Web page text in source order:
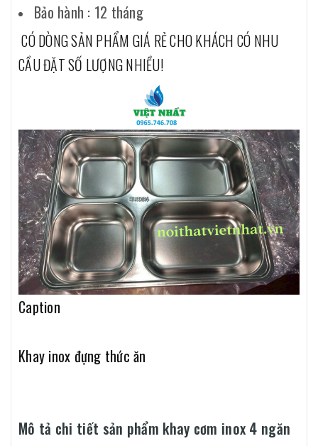
Bảo hành : 12 tháng
CÓ DÒNG SẢN PHẨM GIÁ RẺ CHO KHÁCH CÓ NHU
CẦU ĐẶT SỐ LƯỢNG NHIỀU!
Caption
Khay inox đựng thức ăn
Mô tả chi tiết sản phẩm khay cơm inox 4 ngăn